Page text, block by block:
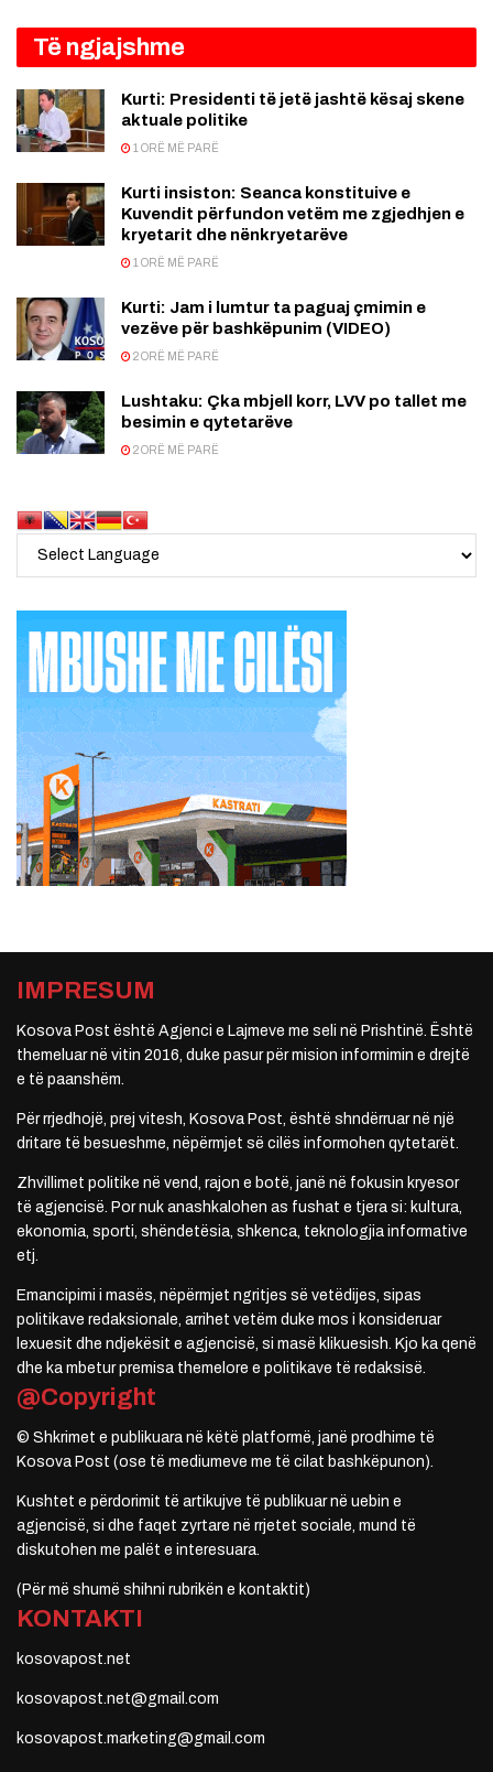
Të ngjajshme
Kurti: Presidenti të jetë jashtë kësaj skene
aktuale politike
1 ORË MË PARË
Kurti insiston: Seanca konstituive e
Kuvendit përfundon vetëm me zgjedhjen e
kryetarit dhe nënkryetarëve
1 ORË MË PARË
Kurti: Jam i lumtur ta paguaj çmimin e
vezëve për bashkëpunim (VIDEO)
2 ORË MË PARË
Lushtaku: Çka mbjell korr, LVV po tallet me
besimin e qytetarëve
2 ORË MË PARË
IMPRESUM
Kosova Post është Agjenci e Lajmeve me seli në Prishtinë. Është
themeluar në vitin 2016, duke pasur për mision informimin e drejtë
e të paanshëm.
Për rrjedhojë, prej vitesh, Kosova Post, është shndërruar në një
dritare të besueshme, nëpërmjet së cilës informohen qytetarët.
Zhvillimet politike në vend, rajon e botë, janë në fokusin kryesor
të agjencisë. Por nuk anashkalohen as fushat e tjera si: kultura,
ekonomia, sporti, shëndetësia, shkenca, teknologjia informative
etj.
Emancipimi i masës, nëpërmjet ngritjes së vetëdijes, sipas
politikave redaksionale, arrihet vetëm duke mos i konsideruar
lexuesit dhe ndjekësit e agjencisë, si masë klikuesish. Kjo ka qenë
dhe ka mbetur premisa themelore e politikave të redaksisë.
@Copyright
© Shkrimet e publikuara në këtë platformë, janë prodhime të
Kosova Post (ose të mediumeve me të cilat bashkëpunon).
Kushtet e përdorimit të artikujve të publikuar në uebin e
agjencisë, si dhe faqet zyrtare në rrjetet sociale, mund të
diskutohen me palët e interesuara.
(Për më shumë shihni rubrikën e kontaktit)
KONTAKTI
kosovapost.net
kosovapost.net@gmail.com
kosovapost.marketing@gmail.com